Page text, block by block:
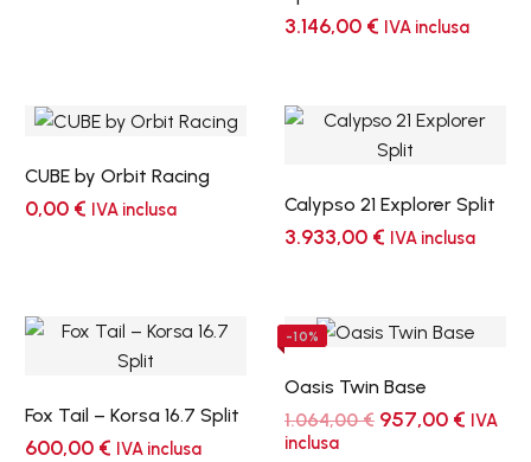
3.146,00 € IVA inclusa
CUBE by Orbit Racing
0,00 € IVA inclusa Calypso 21 Explorer Split
3.933,00 € IVA inclusa
Fox Tail – Korsa 16.7 Split
600,00 € IVA inclusa
-10%
Oasis Twin Base
1.064,00€ Il
957,00 € IlIVA
inclusa